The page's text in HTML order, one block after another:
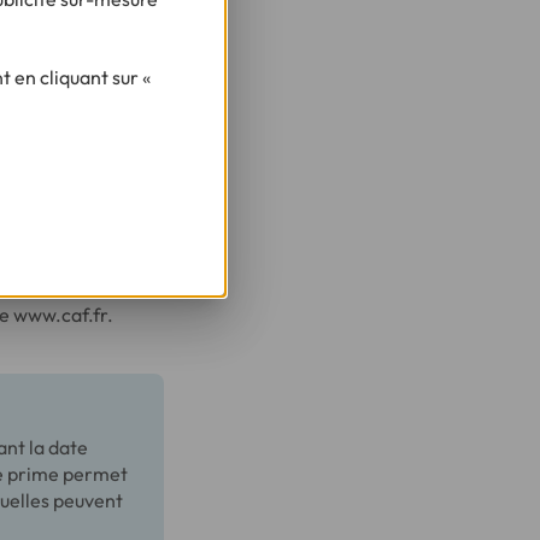
mode de
www.caf.fr.
la date
prime permet
peuvent
en cliquant sur «